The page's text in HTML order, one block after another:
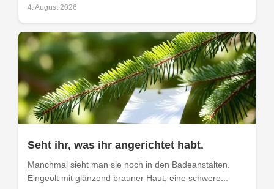
4. August 2026
Seht ihr, was ihr angerichtet habt.
Manchmal sieht man sie noch in den Badeanstalten.
Eingeölt mit glänzend brauner Haut, eine schwere...